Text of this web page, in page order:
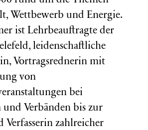
Wettbewerb und Energie.
ist Lehrbeauftragte der
leidenschaftliche
Vortragsrednerin mit
von
bei
und Verbänden bis zur
Verfasserin zahlreicher